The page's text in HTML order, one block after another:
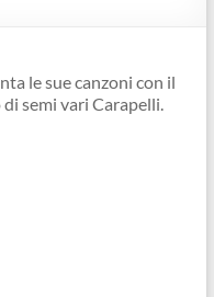
le sue canzoni con il
semi vari Carapelli.